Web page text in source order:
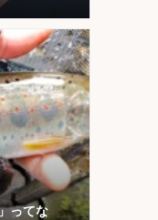
ってな